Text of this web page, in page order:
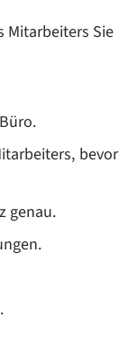
Mitarbeiters Sie
bevor
genau.